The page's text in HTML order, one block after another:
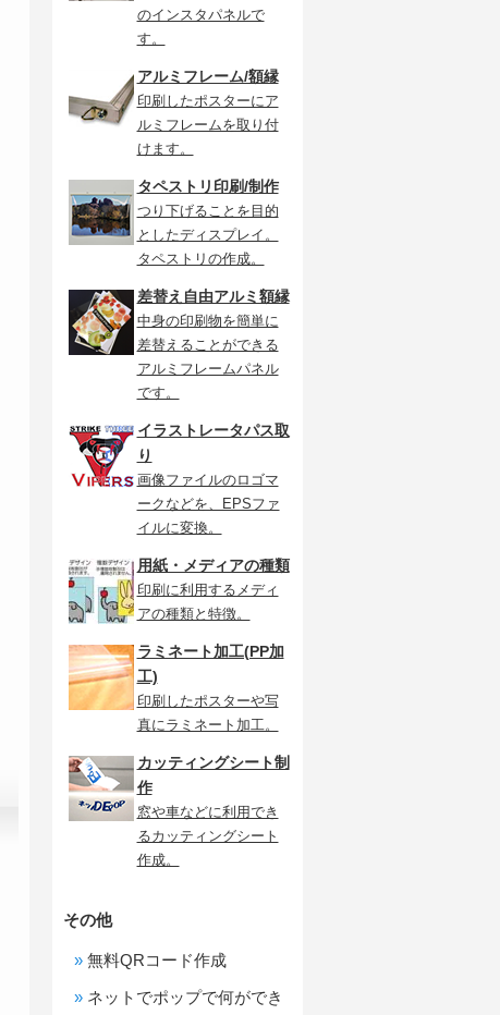
のインスタパネルで
す。
アルミフレーム/額縁
印刷したポスターにア
ルミフレームを取り付
けます。
タペストリ印刷/制作
つり下げることを目的
としたディスプレイ。
タペストリの作成。
差替え自由アルミ額縁
中身の印刷物を簡単に
差替えることができる
アルミフレームパネル
です。
イラストレータパス取
り
画像ファイルのロゴマ
ークなどを、EPSファ
イルに変換。
用紙・メディアの種類
印刷に利用するメディ
アの種類と特徴。
ラミネート加工(PP加
工)
印刷したポスターや写
真にラミネート加工。
カッティングシート制
作
窓や車などに利用でき
るカッティングシート
作成。
その他
無料QRコード作成
ネットでポップで何ができ